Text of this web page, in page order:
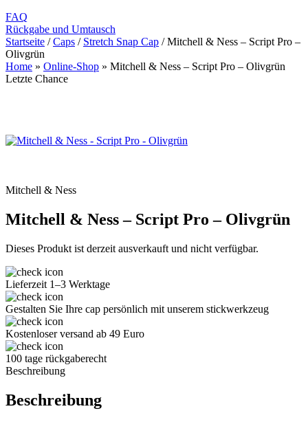
FAQ
Rückgabe und Umtausch
Startseite / Caps / Stretch Snap Cap / Mitchell & Ness – Script Pro –
Olivgrün
Home » Online-Shop » Mitchell & Ness – Script Pro – Olivgrün
Letzte Chance
Mitchell & Ness
Mitchell & Ness – Script Pro – Olivgrün
Dieses Produkt ist derzeit ausverkauft und nicht verfügbar.
Lieferzeit 1–3 Werktage
Gestalten Sie Ihre cap persönlich mit unserem stickwerkzeug
Kostenloser versand ab 49 Euro
100 tage rückgaberecht
Beschreibung
Beschreibung